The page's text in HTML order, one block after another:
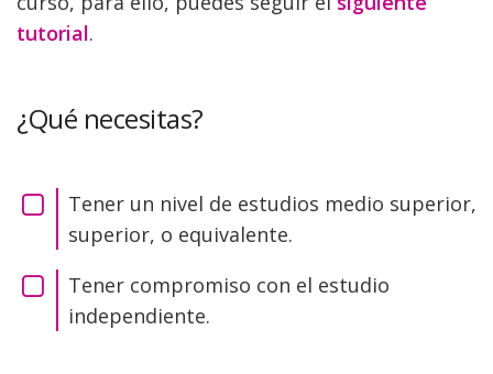
tutorial.
¿Qué necesitas?
Tener un nivel de estudios medio superior,
superior, o equivalente.
Tener compromiso con el estudio
independiente.